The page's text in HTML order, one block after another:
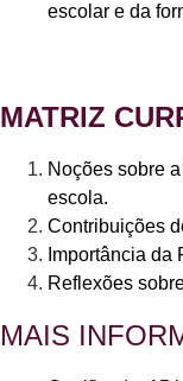
escolar e da
MATRIZ
Noções sobre
escola.
Contribuições
Importância da
Reflexões
MAIS